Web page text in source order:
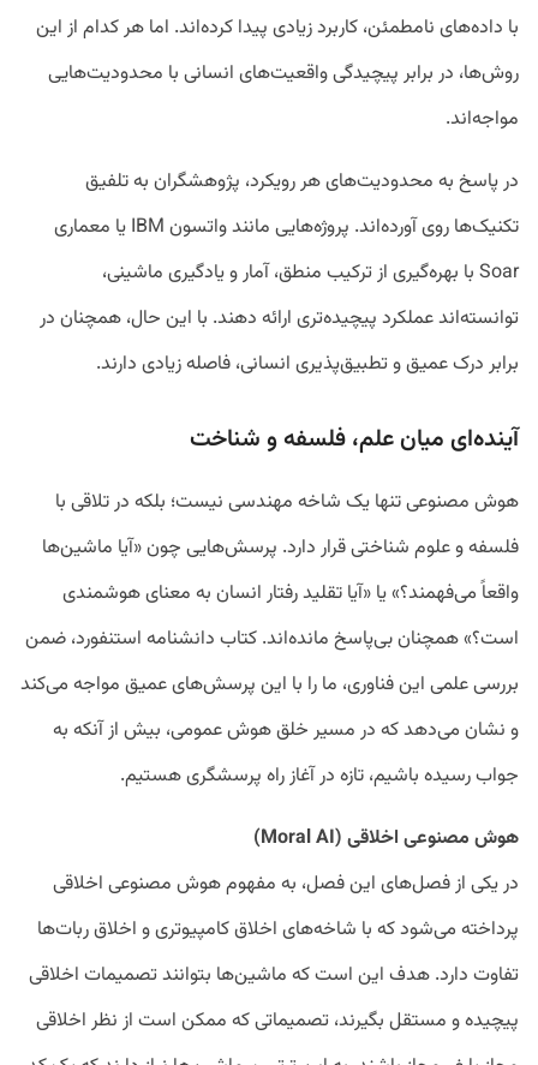
با داده‌های نامطمئن، کاربرد زیادی پیدا کرده‌اند. اما هر کدام از این
روش‌ها، در برابر پیچیدگی واقعیت‌های انسانی با محدودیت‌هایی
مواجه‌اند.
در پاسخ به محدودیت‌های هر رویکرد، پژوهشگران به تلفیق
تکنیک‌ها روی آورده‌اند. پروژه‌هایی مانند واتسون IBM یا معماری
Soar با بهره‌گیری از ترکیب منطق، آمار و یادگیری ماشینی،
توانسته‌اند عملکرد پیچیده‌تری ارائه دهند. با این حال، همچنان در
برابر درک عمیق و تطبیق‌پذیری انسانی، فاصله زیادی دارند.
آینده‌ای میان علم، فلسفه و شناخت
هوش مصنوعی تنها یک شاخه مهندسی نیست؛ بلکه در تلاقی با
فلسفه و علوم شناختی قرار دارد. پرسش‌هایی چون «آیا ماشین‌ها
واقعاً می‌فهمند؟» یا «آیا تقلید رفتار انسان به معنای هوشمندی
است؟» همچنان بی‌پاسخ مانده‌اند. کتاب دانشنامه استنفورد، ضمن
بررسی علمی این فناوری، ما را با این پرسش‌های عمیق مواجه می‌کند
و نشان می‌دهد که در مسیر خلق هوش عمومی، بیش از آنکه به
جواب رسیده باشیم، تازه در آغاز راه پرسشگری هستیم.
هوش مصنوعی اخلاقی (Moral AI)
در یکی از فصل‌های این فصل، به مفهوم هوش مصنوعی اخلاقی
پرداخته می‌شود که با شاخه‌های اخلاق کامپیوتری و اخلاق ربات‌ها
تفاوت دارد. هدف این است که ماشین‌ها بتوانند تصمیمات اخلاقی
پیچیده و مستقل بگیرند، تصمیماتی که ممکن است از نظر اخلاقی